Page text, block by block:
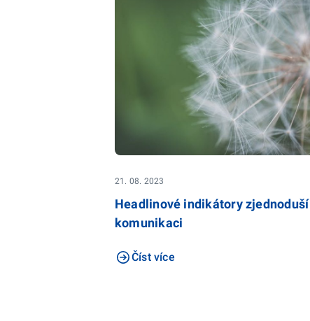
21. 08. 2023
Headlinové indikátory zjednoduší
komunikaci
Číst více